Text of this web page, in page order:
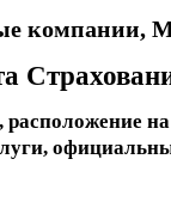
компании,
расположение